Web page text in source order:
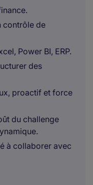
contrôle de
Power BI, ERP.
des
proactif et force
du challenge
à collaborer avec